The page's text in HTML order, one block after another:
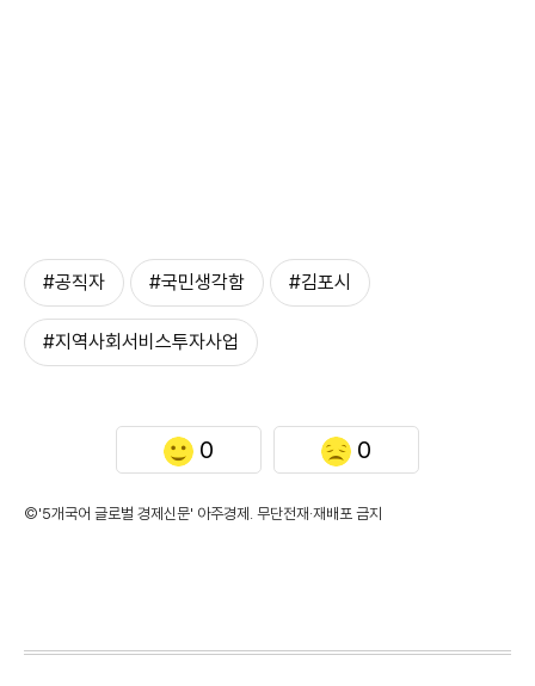
#공직자 #국민생각함 #김포시
#지역사회서비스투자사업
0 0
©'5개국어 글로벌 경제신문' 아주경제. 무단전재·재배포 금지